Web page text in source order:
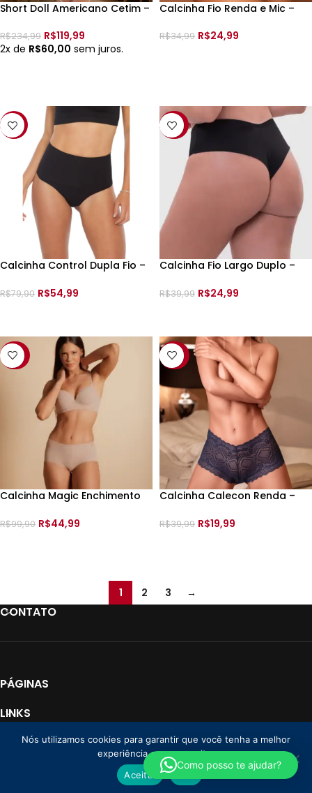
Short Doll Americano Cetim –
R$234,99 R$119,99
2x de R$60,00 sem juros.
Calcinha Fio Renda e Mic –
R$34,99 R$24,99
-31%
Calcinha Control Dupla Fio –
R$79,90 R$54,99
-38%
Calcinha Fio Largo Duplo –
R$39,99 R$24,99
-55%
Calcinha Magic Enchimento
R$99,90 R$44,99
-50%
Calcinha Calecon Renda –
R$39,99 R$19,99
1 2 3 →
CONTATO
PÁGINAS
LINKS
PAGAMENTO
Loja Donna CNPJ: 35.766.478/0001-01
2025 Todos os direitos reservados. |
ByLebrun
Como posso te ajudar?
Nós utilizamos cookies para garantir que você tenha a melhor
experiência em nosso site.
Aceitar